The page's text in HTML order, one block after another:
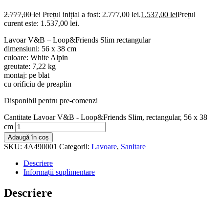
2.777,00lei Prețul inițial a fost: 2.777,00 lei.1.537,00 leiPrețul
curent este: 1.537,00 lei.
Lavoar V&B – Loop&Friends Slim rectangular
dimensiuni: 56 x 38 cm
culoare: White Alpin
greutate: 7,22 kg
montaj: pe blat
cu orificiu de preaplin
Disponibil pentru pre-comenzi
Cantitate Lavoar V&B - Loop&Friends Slim, rectangular, 56 x 38
cm
Adaugă în coș
SKU: 4A490001 Categorii: Lavoare, Sanitare
Descriere
Informații suplimentare
Descriere